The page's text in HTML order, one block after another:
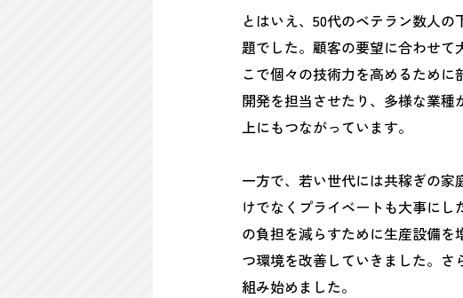
とはいえ、50代のベテラン数人
題でした。顧客の要望に合わせ
こで個々の技術力を高めるため
開発を担当させたり、多様な業
上にもつながっています。
一方で、若い世代には共稼ぎの
けでなくプライベートも大事に
の負担を減らすために生産設備
つ環境を改善していきました。さ
組み始めました。